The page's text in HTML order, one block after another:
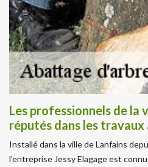
Les professionnels de la
réputés dans les
Installé dans la ville de Lanfains
l’entreprise Jessy Elagage est